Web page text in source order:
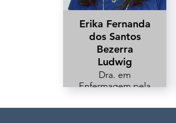
Erika Fernanda
dos Santos
Bezerra
Ludwig
Dra. em
Enfermagem pela
Secretária